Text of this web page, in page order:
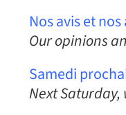
Nos avis et
Our opinions
Samedi
Next